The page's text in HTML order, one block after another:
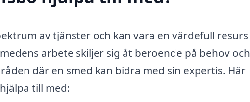
av tjänster och kan vara en värdefull resurs
arbete skiljer sig åt beroende på behov och
där en smed kan bidra med sin expertis. Här
till med: